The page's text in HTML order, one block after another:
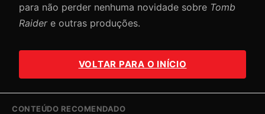
para não perder nenhuma novidade sobre Tomb
Raidere outras produções.
VOLTAR PARA O INÍCIO
CONTEÚDO RECOMENDADO